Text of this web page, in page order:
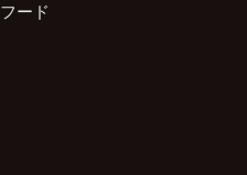
フード